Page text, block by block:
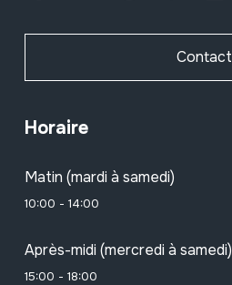
Contact
Horaire
Matin (mardi à samedi)
10:00 - 14:00
Après-midi (mercredi à samedi)
15:00 - 18:00